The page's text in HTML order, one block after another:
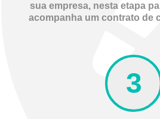
sua empresa, nesta etapa
acompanha um contrato de